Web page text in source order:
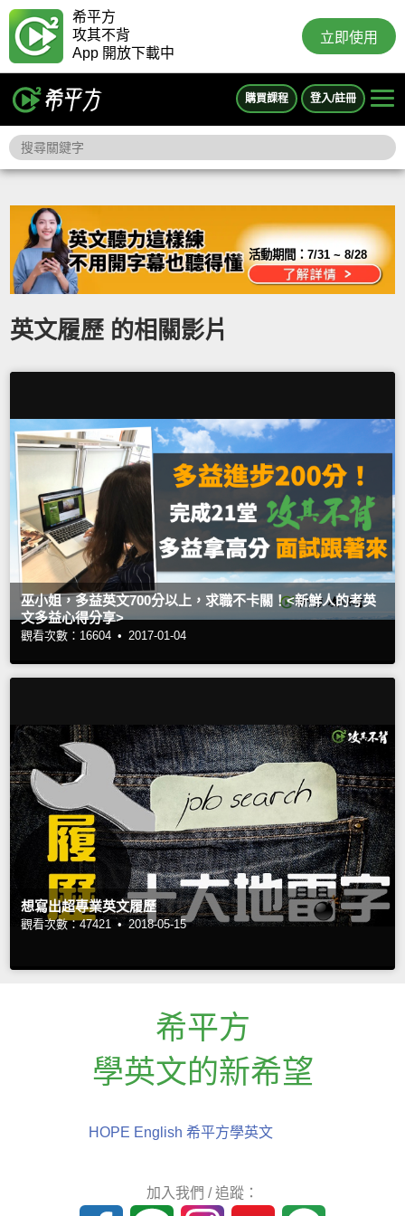
希平方
攻其不背
App 開放下載中
立即使用
購買課程 登入/註冊
活動期間：7/31 ~ 8/28
英文履歷 的相關影片
巫小姐，多益英文700分以上，求職不卡關！<新鮮人的考英
文多益心得分享>
觀看次數：16604 • 2017-01-04
想寫出超專業英文履歷
觀看次數：47421 • 2018-05-15
希平方
學英文的新希望
HOPE English 希平方學英文
加入我們 / 追蹤：